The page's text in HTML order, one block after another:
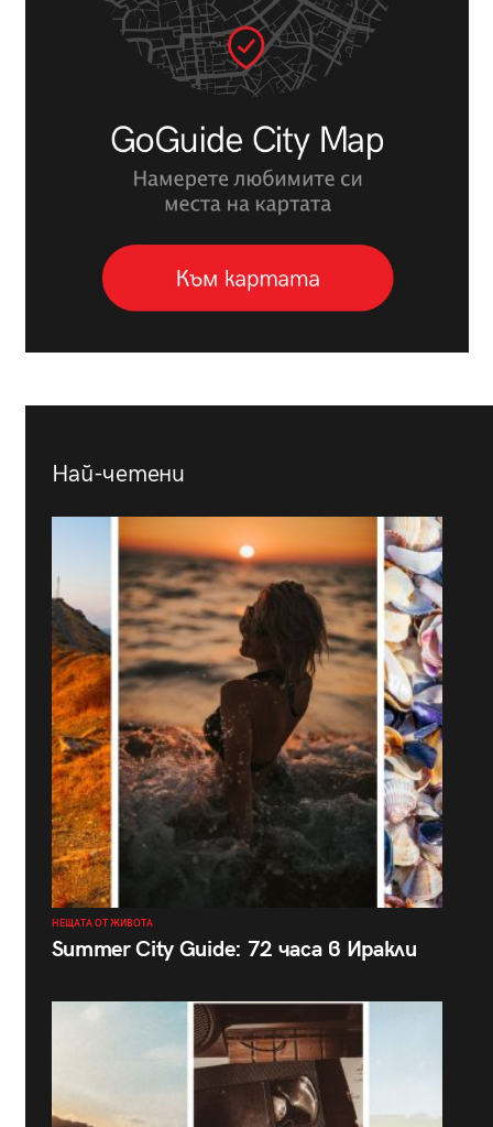
Най-четени
НЕЩАТА ОТ ЖИВОТА
Summer City Guide: 72 часа в Иракли